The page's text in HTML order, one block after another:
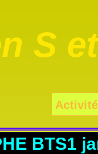
S
Activité
BTS1